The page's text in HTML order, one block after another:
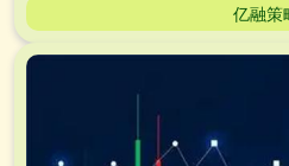
亿融策